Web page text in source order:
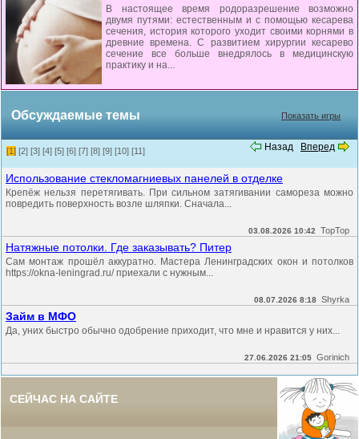
В настоящее время родоразрешение возможно
двумя путями: естественным и с помощью кесарева
сечения, история которого уходит своими корнями в
древние времена. С развитием хирургии кесарево
сечение все больше внедрялось в медицинскую
практику и на...
Обсуждаемые темы Показать игры
Назад Вперед
[1] [2] [3] [4] [5] [6] [7] [8] [9] [10] [11]
Использование стекломагниевых панелей в отделке
Крепёж нельзя перетягивать. При сильном затягивании самореза можно
повредить поверхность возле шляпки. Сначала...
03.08.2026 10:42 TopTop
Натяжные потолки. Где заказывать? Питер
Сам монтаж прошёл аккуратно. Мастера Ленинградских окон и потолков
https://okna-leningrad.ru/ приехали с нужным...
08.07.2026 8:18 Shyrka
Займ в МФО
Да, уних быстро обычно одобрение приходит, что мне и нравится у них...
27.06.2026 21:05 Gorinich
СЕЙЧАС НА САЙТЕ